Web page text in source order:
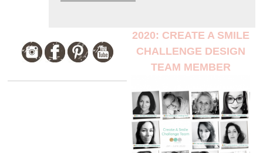
2020: CREATE A SMILE
CHALLENGE DESIGN
TEAM MEMBER